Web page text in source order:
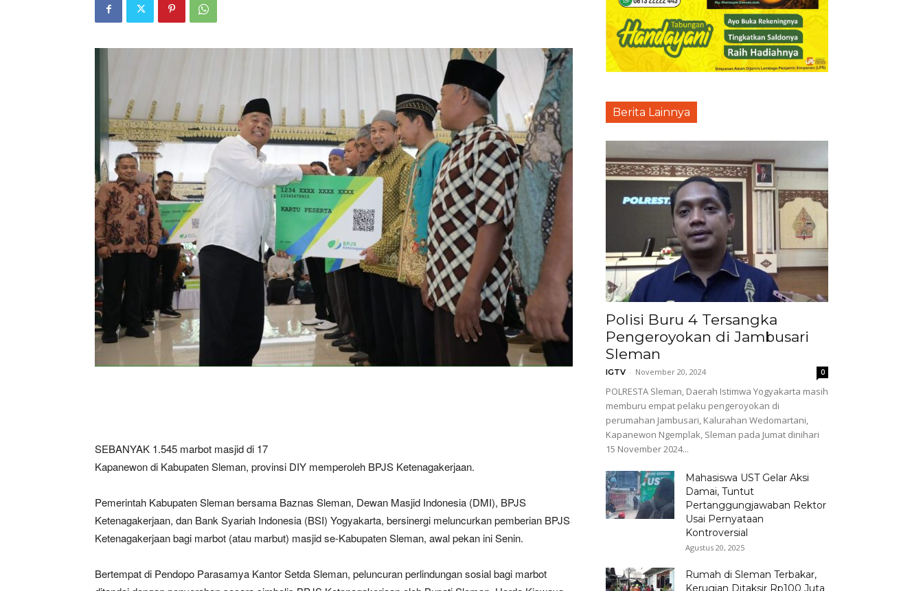
SEBANYAK 1.545 marbot masjid di 17
Kapanewon di Kabupaten Sleman, provinsi DIY memperoleh BPJS Ketenagakerjaan.
Pemerintah Kabupaten Sleman bersama Baznas Sleman, Dewan Masjid Indonesia (DMI), BPJS
Ketenagakerjaan, dan Bank Syariah Indonesia (BSI) Yogyakarta, bersinergi meluncurkan pemberian BPJS
Ketenagakerjaan bagi marbot (atau marbut) masjid se-Kabupaten Sleman, awal pekan ini Senin.
Bertempat di Pendopo Parasamya Kantor Setda Sleman, peluncuran perlindungan sosial bagi marbot
Berita Lainnya
Polisi Buru 4 Tersangka
Pengeroyokan di Jambusari
Sleman
IGTV - November 20, 2024 0
POLRESTA Sleman, Daerah Istimwa Yogyakarta masih
memburu empat pelaku pengeroyokan di
perumahan Jambusari, Kalurahan Wedomartani,
Kapanewon Ngemplak, Sleman pada Jumat dinihari
15 November 2024...
Mahasiswa UST Gelar Aksi
Damai, Tuntut
Pertanggungjawaban Rektor
Usai Pernyataan
Kontroversial
Agustus 20, 2025
Rumah di Sleman Terbakar,
Kerugian Ditaksir Rp100 Juta